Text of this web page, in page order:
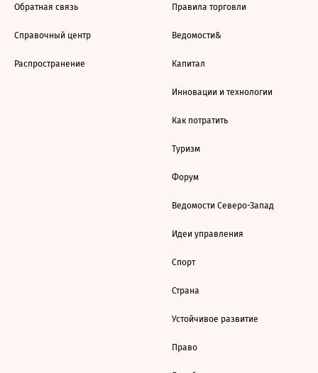
Обратная связь
Справочный центр
Распространение
Правила торговли
Ведомости&
Капитал
Инновации и технологии
Как потратить
Туризм
Форум
Ведомости Северо-Запад
Идеи управления
Спорт
Страна
Устойчивое развитие
Право